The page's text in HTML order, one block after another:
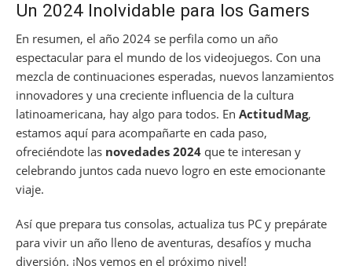
Un 2024 Inolvidable para los Gamers
En resumen, el año 2024 se perfila como un año
espectacular para el mundo de los videojuegos. Con una
mezcla de continuaciones esperadas, nuevos lanzamientos
innovadores y una creciente influencia de la cultura
latinoamericana, hay algo para todos. En ActitudMag,
estamos aquí para acompañarte en cada paso,
ofreciéndote las novedades 2024 que te interesan y
celebrando juntos cada nuevo logro en este emocionante
viaje.
Así que prepara tus consolas, actualiza tus PC y prepárate
para vivir un año lleno de aventuras, desafíos y mucha
diversión. ¡Nos vemos en el próximo nivel!